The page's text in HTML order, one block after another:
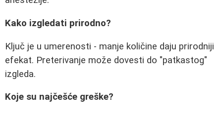
Kako izgledati prirodno?
Ključ je u umerenosti - manje količine daju prirodniji
efekat. Preterivanje može dovesti do "patkastog"
izgleda.
Koje su najčešće greške?